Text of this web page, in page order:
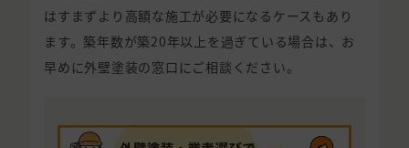
はすまずより高額な施工が必要になるケースもあり
ます。築年数が築20年以上を過ぎている場合は、お
早めに外壁塗装の窓口にご相談ください。